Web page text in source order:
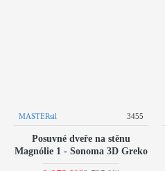
MASTERsil 3455
Posuvné dveře na stěnu
Magnólie 1 - Sonoma 3D Greko